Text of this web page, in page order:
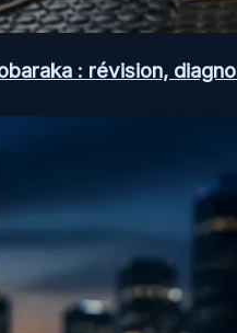
: révision,